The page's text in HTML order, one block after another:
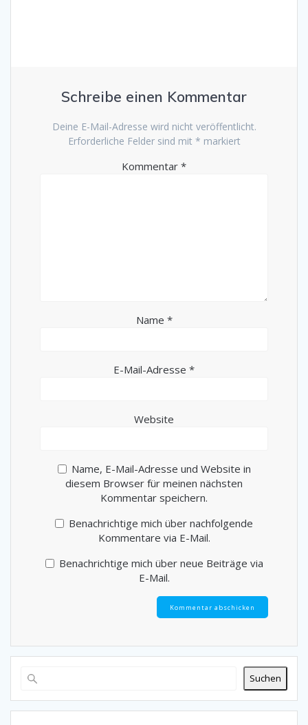
Schreibe einen Kommentar
Deine E-Mail-Adresse wird nicht veröffentlicht.
Erforderliche Felder sind mit * markiert
Kommentar *
Name *
E-Mail-Adresse *
Website
Name, E-Mail-Adresse und Website in
diesem Browser für meinen nächsten
Kommentar speichern.
Benachrichtige mich über nachfolgende
Kommentare via E-Mail.
Benachrichtige mich über neue Beiträge via
E-Mail.
Suchen